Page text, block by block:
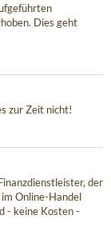
Dies geht
zur Zeit nicht!
der
Online-Handel
- keine Kosten -